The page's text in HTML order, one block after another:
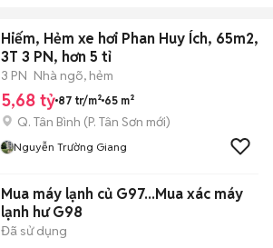
Hiếm, Hẻm xe hơi Phan Huy Ích, 65m2,
3T 3 PN, hơn 5 tỉ
3 PN Nhà ngõ, hẻm
5,68 tỷ 87 tr/m² 65 m²
Q. Tân Bình (P. Tân Sơn mới)
Nguyễn Trường Giang
Mua máy lạnh củ G97...Mua xác máy
lạnh hư G98
Đã sử dụng